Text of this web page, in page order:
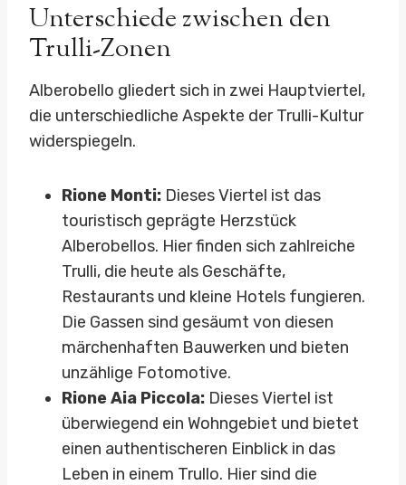
Unterschiede zwischen den
Trulli-Zonen
Alberobello gliedert sich in zwei Hauptviertel,
die unterschiedliche Aspekte der Trulli-Kultur
widerspiegeln.
Rione Monti: Dieses Viertel ist das
touristisch geprägte Herzstück
Alberobellos. Hier finden sich zahlreiche
Trulli, die heute als Geschäfte,
Restaurants und kleine Hotels fungieren.
Die Gassen sind gesäumt von diesen
märchenhaften Bauwerken und bieten
unzählige Fotomotive.
Rione Aia Piccola: Dieses Viertel ist
überwiegend ein Wohngebiet und bietet
einen authentischeren Einblick in das
Leben in einem Trullo. Hier sind die